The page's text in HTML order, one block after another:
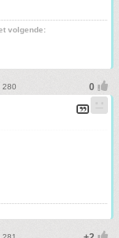
volgende:
280